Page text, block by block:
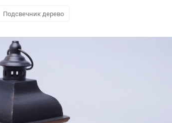
Подсвечник дерево